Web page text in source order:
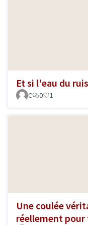
Et si l'eau du
C 0 1
Une coulée
réellement pour